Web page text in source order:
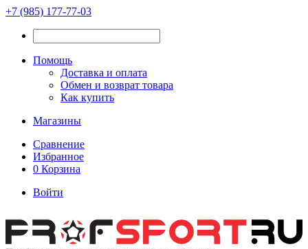
+7 (985) 177-77-03
Помощь
Доставка и оплата
Обмен и возврат товара
Как купить
Магазины
Сравнение
Избранное
0 Корзина
Войти